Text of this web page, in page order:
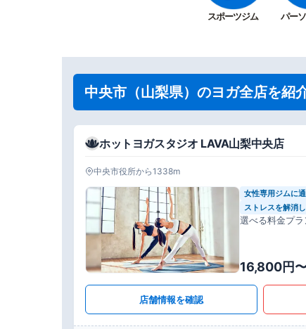
スポーツジム パー
中央市（山梨県）のヨガ全店を紹
ホットヨガスタジオ LAVA山梨中央店
中央市役所から1338m
女性専用ジムに
ストレスを解消
選べる料金プラ
16,800円
店舗情報を確認